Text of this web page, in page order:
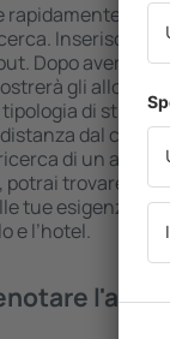
rapidamente un
Inserisci la
Dopo aver
gli alloggi
di
dal
di un
potrai trovare il
tue esigenze,
e l’hotel.